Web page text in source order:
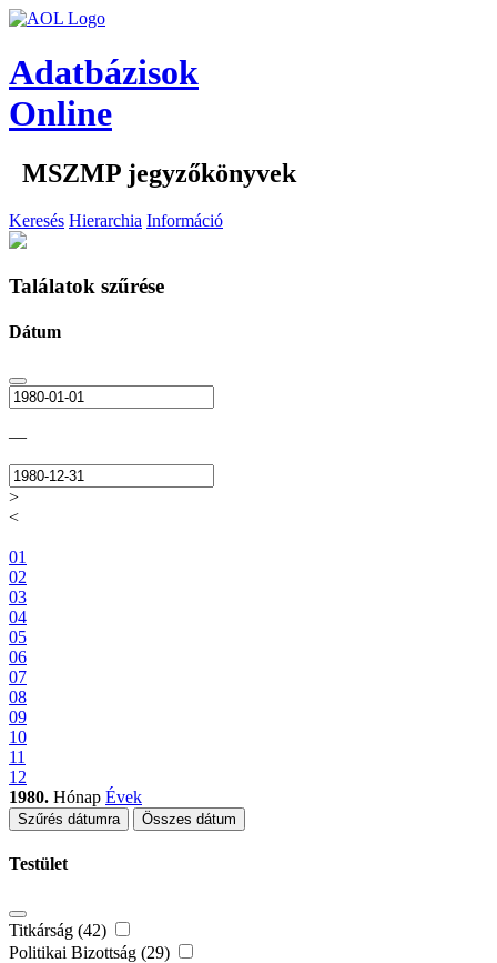
Adatbázisok
Online
MSZMP jegyzőkönyvek
Keresés Hierarchia Információ
Találatok szűrése
Dátum
—
>
<
01
02
03
04
05
06
07
08
09
10
11
12
1980. Hónap Évek
Szűrés dátumra Összes dátum
Testület
Titkárság (42)
Politikai Bizottság (29)